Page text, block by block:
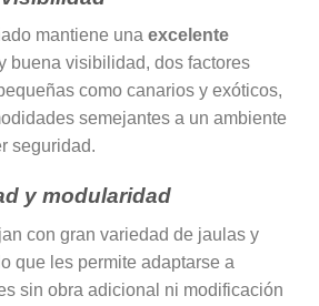
mantiene una excelente
buena visibilidad, dos factores
como canarios y exóticos,
semejantes a un ambiente
seguridad.
y modularidad
con gran variedad de jaulas y
que les permite adaptarse a
sin obra adicional ni modificación